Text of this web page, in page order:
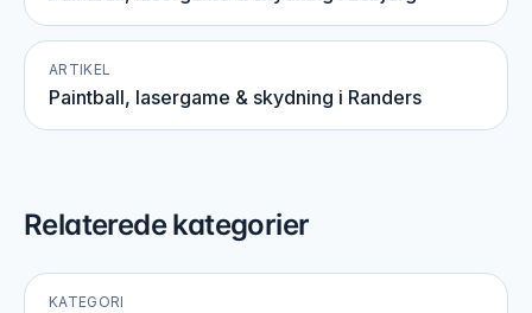
ARTIKEL
Paintball, lasergame & skydning i Randers
Relaterede kategorier
KATEGORI